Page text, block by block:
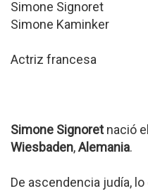
Simone Signoret
Simone Kaminker
Actriz francesa
Simone Signoretnació
Wiesbaden,Alemania.
De ascendencia judía,